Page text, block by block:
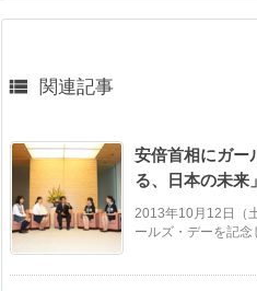
 関連記事
安倍首相にガー
る、日本の未来
2013年10月12日（
ールズ・デーを記念